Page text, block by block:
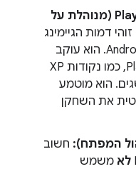
זהות בפלטפורמת Play Games (מנוהלת על
זוהי דמות הגיימינג
האוניברסלית של השחקן ב-Android. הוא עוקב
אחרי ההתקדמות ב-Play Social, כמו נקודות XP
הוא מוטמע
את השחקן
המפתח): חשוב
לא משמש